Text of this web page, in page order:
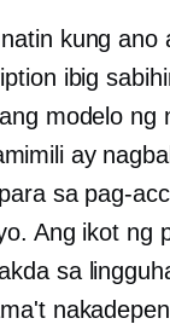
kung ano
ibig
modelo ng
ay
sa pag-
Ang ikot ng
sa